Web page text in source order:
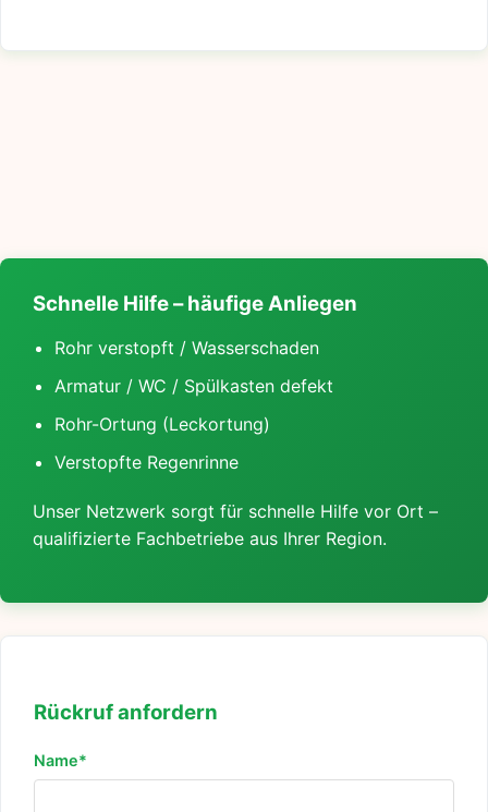
Schnelle Hilfe – häufige Anliegen
Rohr verstopft / Wasserschaden
Armatur / WC / Spülkasten defekt
Rohr-Ortung (Leckortung)
Verstopfte Regenrinne
Unser Netzwerk sorgt für schnelle Hilfe vor Ort –
qualifizierte Fachbetriebe aus Ihrer Region.
Rückruf anfordern
Name*